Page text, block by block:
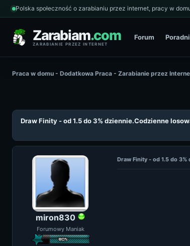
Polska społeczność o zarabianiu przez internet, pracy w
Zarabiam.com
ZARABIANIE PRZEZ INTERNET
Forum
Praca w domu - Dodatkowa Praca - Zarabianie przez
Draw Finity - od 1.5 do 3% dziennie.Codzienne
miron830
Forumowy Maniak
Draw Finity - od 1.5 do